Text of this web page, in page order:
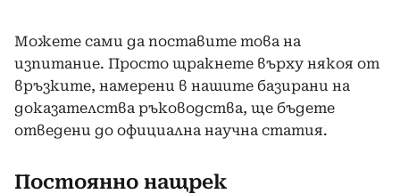
Можете сами да поставите това на
изпитание. Просто щракнете върху някоя от
връзките, намерени в нашите базирани на
доказателства ръководства, ще бъдете
отведени до официална научна статия.
Постоянно нащрек